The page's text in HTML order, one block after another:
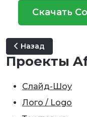
Скачать
Предыдущий:
Назад
Проекты
Слайд-Шоу
Лого / Logo